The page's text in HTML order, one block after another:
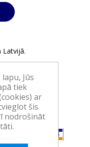
Latvijā.
maksājumi
Jūs
tiek
ar
šis
nodrošināt